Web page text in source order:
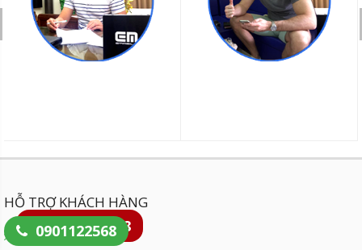
0901122568
HỖ TRỢ KHÁCH HÀNG
Hướng dẫn thanh toán
0901122568